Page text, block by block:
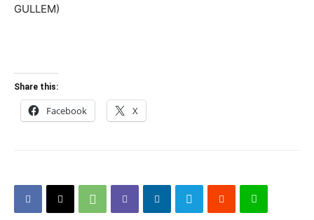
GULLEM)
Share this:
Facebook X